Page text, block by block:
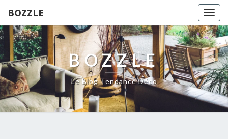
BOZZLE
BOZZLE
Le Blog Tendance Déco